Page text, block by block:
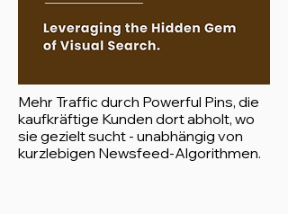
Mehr Traffic durch Powerful Pins, die
kaufkräftige Kunden dort abholt, wo
sie gezielt sucht - unabhängig von
kurzlebigen Newsfeed-Algorithmen.